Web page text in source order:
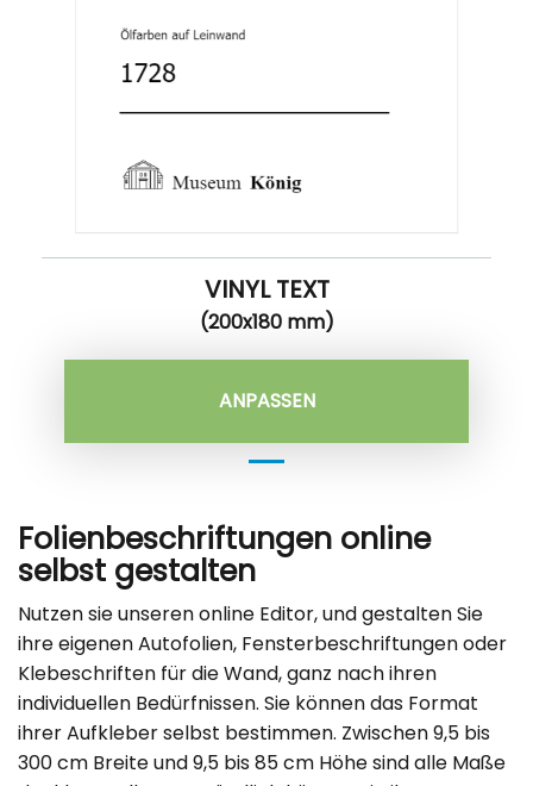
VINYL TEXT
(200x180 mm)
ANPASSEN
Folienbeschriftungen online
selbst gestalten
Nutzen sie unseren online Editor, und gestalten Sie
ihre eigenen Autofolien, Fensterbeschriftungen oder
Klebeschriften für die Wand, ganz nach ihren
individuellen Bedürfnissen. Sie können das Format
ihrer Aufkleber selbst bestimmen. Zwischen 9,5 bis
300 cm Breite und 9,5 bis 85 cm Höhe sind alle Maße